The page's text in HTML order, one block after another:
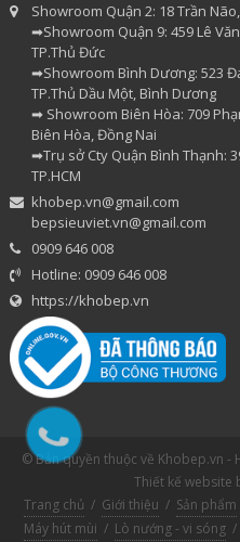
Showroom Quận 2: 18 Trần
➡Showroom Quận 9: 459 Lê
TP.Thủ Đức
➡Showroom Bình Dương: 523
TP.Thủ Dầu Một, Bình Dương
➡ Showroom Biên Hòa: 709
Biên Hòa, Đồng Nai
➡Trụ sở Cty Quận Bình Thạnh:
TP.HCM
khobep.vn@gmail.com
bepsieuviet.vn@gmail.com
0909 646 008
Hotline: 0909 646 008
https://khobep.vn
© Bản quyền thuộc về Khobep.vn -
Thiết kế website
Trang chủ / Giới thiệu / Sản phẩm
Máy hút mùi / Lò nướng - vi sóng /